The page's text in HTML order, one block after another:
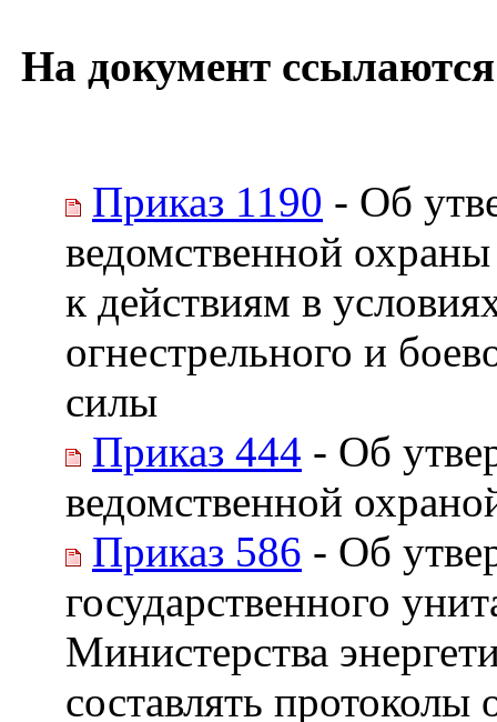
На документ
Приказ 1190 - Об
ведомственной
к действиям в
огнестрельного и
силы
Приказ 444 - Об
ведомственной
Приказ 586 - Об
государственного
Министерства
составлять